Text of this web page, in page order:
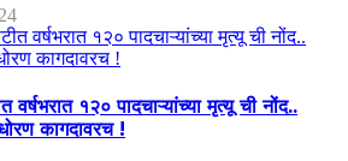
वर्षभरात १२० पादचाऱ्यांच्या मृत्यू ची नोंद..
कागदावरच !